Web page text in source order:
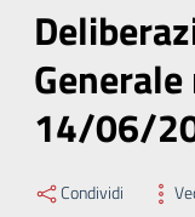
14/06/
Condividi